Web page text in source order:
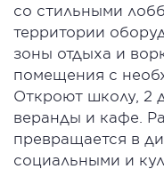
со стильными
территории
зоны отдыха и
помещения с
Откроют школу, 2
веранды и кафе.
превращается в
социальными и